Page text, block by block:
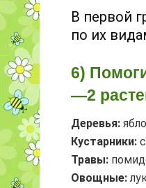
В первой
по их
6)
—2
Деревья:
Кустарники:
Травы:
Овощные: